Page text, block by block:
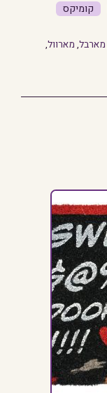
קומיקס
מארבל, מארוול,